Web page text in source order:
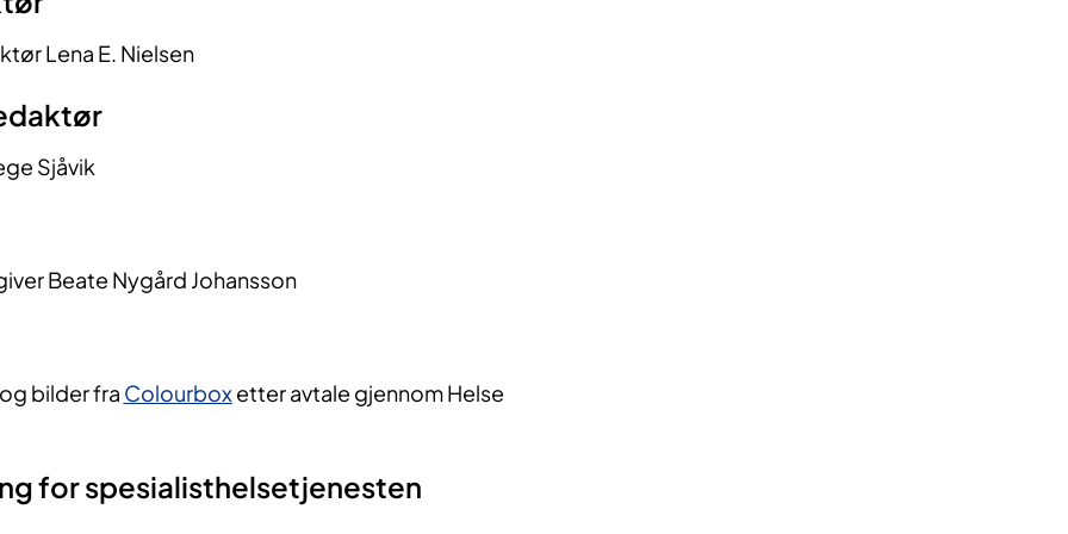
Lena E. Nielsen​
Sjåvik​
Beate Nygård Johansson
bilder fra Colourboxetter avtale gjennom Helse
for spesialisthelsetjenesten